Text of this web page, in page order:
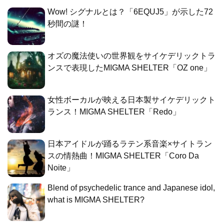
Wow! シグナルとは？「6EQUJ5」が示した72
秒間の謎！
オズの魔法使いの世界観をサイケデリックトラ
ンスで表現したMIGMA SHELTER「OZ one」
女性ボーカルが映える日本製サイケデリックト
ランス！MIGMA SHELTER「Redo」
日本アイドルが踊るラテン系音楽×サイトラン
スの情熱曲！MIGMA SHELTER「Coro Da
Noite」
Blend of psychedelic trance and Japanese idol,
what is MIGMA SHELTER?